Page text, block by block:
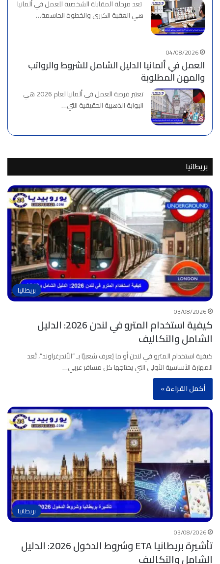
تعد مرحلة المقابلة الشخصية للعمل في ألمانيا
هي العقبة الكبرى والخطوة الحاسمة…
04/08/2026
العمل في ألمانيا الدليل الشامل للشروط والرواتب
والمهن المطلوبة
تعتبر فرصة العمل في ألمانيا لعام 2026 هي
البوابة الذهبية الحقيقية التي…
بريطانيا
بريطانيا
03/08/2026
كيفية استخدام المترو في لندن 2026: الدليل
الشامل والتكاليف
كيفية استخدام المترو في لندن أو ما يُعرف شعبيًا بـ “الأندرغراوند”، تُعد
المهارة الأساسية الأولى التي يحتاجها كل مسافر عربي…
أكمل القراءة »
بريطانيا
03/08/2026
تأشيرة بريطانيا ETA وشروط الدخول 2026: الدليل
الشامل والتكاليف